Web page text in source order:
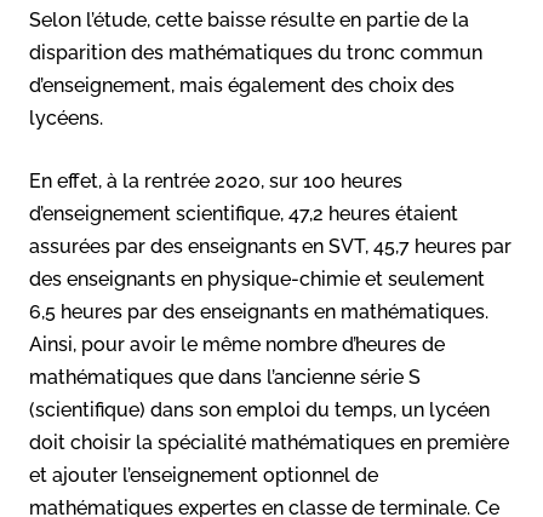
Selon l’étude, cette baisse résulte en partie de la
disparition des mathématiques du tronc commun
d’enseignement, mais également des choix des
lycéens.
En effet, à la rentrée 2020, sur 100 heures
d’enseignement scientifique, 47,2 heures étaient
assurées par des enseignants en SVT, 45,7 heures par
des enseignants en physique-chimie et seulement
6,5 heures par des enseignants en mathématiques.
Ainsi, pour avoir le même nombre d’heures de
mathématiques que dans l’ancienne série S
(scientifique) dans son emploi du temps, un lycéen
doit choisir la spécialité mathématiques en première
et ajouter l’enseignement optionnel de
mathématiques expertes en classe de terminale. Ce